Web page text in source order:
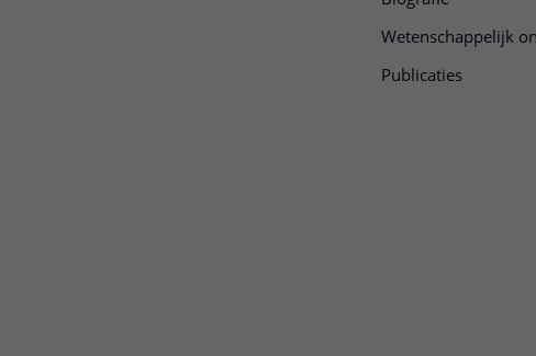
Wetenschappelijk
Publicaties